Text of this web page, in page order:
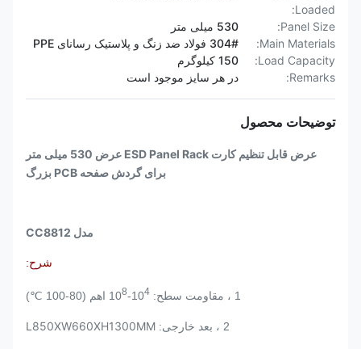
Loaded:
Panel Size:
530 میلی متر
Main Materials:
304# فولاد ضد زنگ و پلاستیک رسانای PPE
Load Capacity:
150 کیلوگرم
Remarks:
در هر سایز موجود است
توضیحات محصول
عرض قابل تنظیم کارت ESD Panel Rack عرض 530 میلی متر
برای گردش صفحه PCB بزرگ
مدل CC8812
شرح:
1 ، مقاومت سطح: 10 4
-10
8 اهم (80-100 ℃)
2 ، بعد خارجی: L850XW660XH1300MM